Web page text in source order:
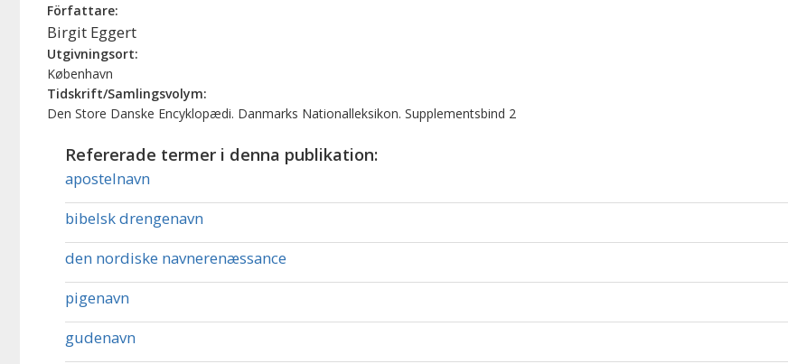
Författare:
Birgit Eggert
Utgivningsort:
København
Tidskrift/Samlingsvolym:
Den Store Danske Encyklopædi. Danmarks Nationalleksikon. Supplementsbind 2
Refererade termer i denna publikation:
apostelnavn
bibelsk drengenavn
den nordiske navnerenæssance
pigenavn
gudenavn